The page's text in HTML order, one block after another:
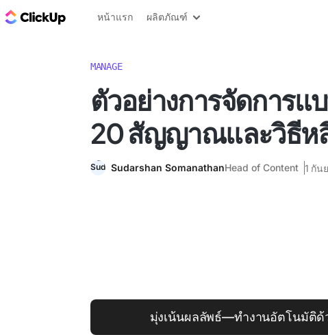
บล็อก ClickUp
หน้าแรก ผลิตภัณฑ์
MANAGE
ตัวอย่างการจัดการแ
20 สัญญาณและวิธีห
Sudarshan SomanathanHead of Content 1 กัน
มุ่งเน้นผลลัพธ์—ทำงานอัตโนมัติด้